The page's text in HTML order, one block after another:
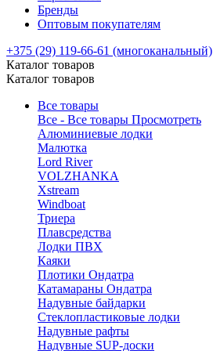
Бренды
Оптовым покупателям
+375 (29) 119-66-61 (многоканальный)
Каталог товаров
Каталог товаров
Все товары
Все - Все товары Просмотреть
Алюминиевые лодки
Малютка
Lord River
VOLZHANKA
Xstream
Windboat
Триера
Плавсредства
Лодки ПВХ
Каяки
Плотики Ондатра
Катамараны Ондатра
Надувные байдарки
Стеклопластиковые лодки
Надувные рафты
Надувные SUP-доски